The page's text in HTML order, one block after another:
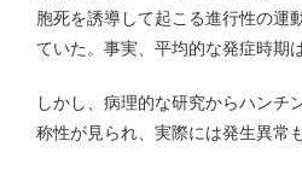
胞死を誘導して起こる進行性の運
ていた。事実、平均的な発症時期
しかし、病理的な研究からハンチ
称性が見られ、実際には発生異常